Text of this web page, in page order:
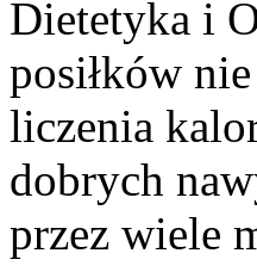
Dietetyka i
posiłków
liczenia
dobrych
przez wiele